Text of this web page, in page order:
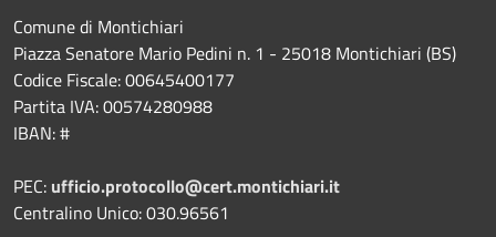
Comune di Montichiari
Piazza Senatore Mario Pedini n. 1 - 25018 Montichiari (BS)
Codice Fiscale: 00645400177
Partita IVA: 00574280988
IBAN: #
PEC: ufficio.protocollo@cert.montichiari.it
Centralino Unico: 030.96561